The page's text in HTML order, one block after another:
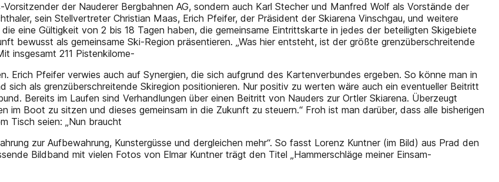
der Nauderer Bergbahnen AG, sondern auch Karl Stecher und Manfred Wolf als Vorstände der
sein Stellvertreter Christian Maas, Erich Pfeifer, der Präsident der Skiarena Vinschgau, und weitere
eine Gültigkeit von 2 bis 18 Tagen haben, die gemeinsame Eintrittskarte in jedes der beteiligten Skigebiete
bewusst als gemeinsame Ski-Region präsentieren. „Was hier entsteht, ist der größte grenzüberschreitende
insgesamt 211 Pistenkilome-
Erich Pfeifer verwies auch auf Synergien, die sich aufgrund des Kartenverbundes ergeben. So könne man in
sich als grenzüberschreitende Skiregion positionieren. Nur positiv zu werten wäre auch ein eventueller Beitritt
Bereits im Laufen sind Verhandlungen über einen Beitritt von Nauders zur Ortler Skiarena. Überzeugt
im Boot zu sitzen und dieses gemeinsam in die Zukunft zu steuern.“ Froh ist man darüber, dass alle bisherigen
Tisch seien: „Nun braucht
zur Aufbewahrung, Kunstergüsse und dergleichen mehr“. So fasst ­Lorenz Kuntner (im Bild) aus Prad den
Bildband mit vielen Fotos von Elmar Kuntner trägt den Titel „Hammerschläge meiner Einsam-